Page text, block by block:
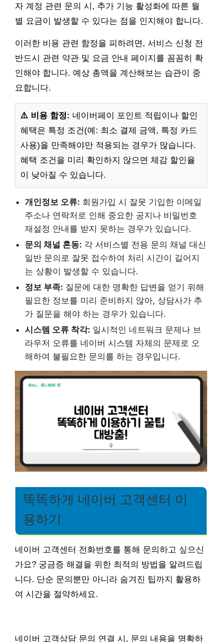
자 계정 관련 문의 시, 추가 기능 활성화에 따른 월
별 요금이 발생할 수 있다는 점을 인지해야 합니다.
이러한 비용 관련 함정을 피하려면, 서비스 신청 전
반드시 관련 약관 및 요금 안내 페이지를 꼼꼼히 확
인해야 합니다. 예상 총액을 계산해보는 습관이 중
요합니다.
⚠️ 비용 함정: 네이버페이 포인트 적립이나 할인
혜택은 특정 조건(예: 최소 결제 금액, 특정 카드
사용)을 만족해야만 적용되는 경우가 많습니다.
혜택 조건을 미리 확인하지 않으면 체감 할인율
이 낮아질 수 있습니다.
개인정보 오류: 회원가입 시 잘못 기입한 이메일
주소나 연락처로 인해 중요한 공지나 비밀번호
재설정 안내를 받지 못하는 경우가 있습니다.
문의 채널 혼동: 각 서비스별 전용 문의 채널 대신
일반 문의로 잘못 접수하여 처리 시간이 길어지
는 상황이 발생할 수 있습니다.
정보 부족: 질문에 대한 명확한 답변을 얻기 위해
필요한 정보를 미리 준비하지 않아, 상담사가 추
가 질문을 해야 하는 경우가 있습니다.
시스템 오류 착각: 일시적인 네트워크 문제나 브
라우저 오류를 네이버 시스템 자체의 문제로 오
해하여 불필요한 문의를 하는 경우입니다.
똑똑하게 네이버 고객센터 이
용하기
네이버 고객센터 전화번호를 통해 문의하고 싶으신
가요? 궁금증 해결을 위한 최적의 방법을 알려드립
니다. 단순 문의뿐만 아니라 숨겨진 팁까지 활용하
여 시간을 절약하세요.
네이버 고객상담 문의 연결 시, 문의 내용을 명확하